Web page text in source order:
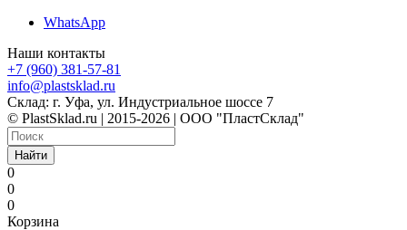
WhatsApp
Наши контакты
+7 (960) 381-57-81
info@plastsklad.ru
Склад: г. Уфа, ул. Индустриальное шоссе 7
© PlastSklad.ru | 2015-2026 | ООО "ПластСклад"
Найти
0
0
0
Корзина